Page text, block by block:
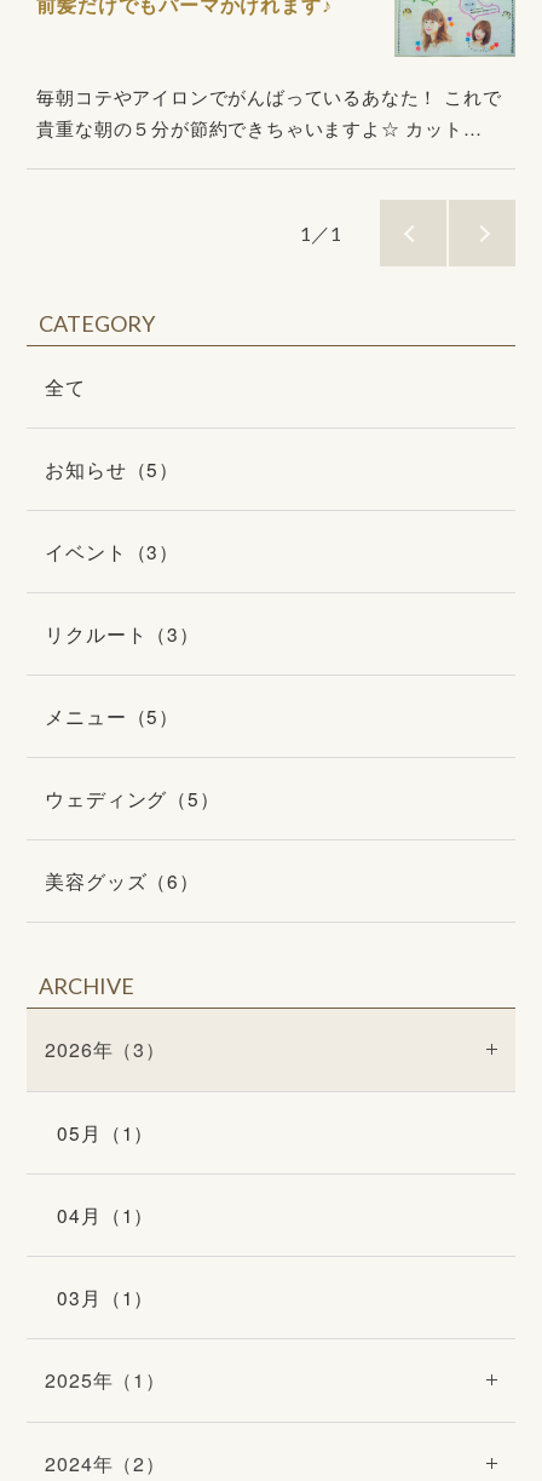
前髪だけでもパーマかけれます♪
毎朝コテやアイロンでがんばっているあなた！ これで
貴重な朝の５分が節約できちゃいますよ☆ カット…
1／1
CATEGORY
全て
お知らせ（5）
イベント（3）
リクルート（3）
メニュー（5）
ウェディング（5）
美容グッズ（6）
ARCHIVE
2026年（3）
05月（1）
04月（1）
03月（1）
2025年（1）
2024年（2）